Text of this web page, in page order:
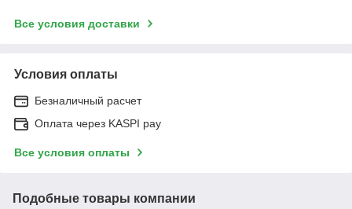
Все условия доставки
Условия оплаты
Безналичный расчет
Оплата через KASPI pay
Все условия оплаты
Подобные товары компании